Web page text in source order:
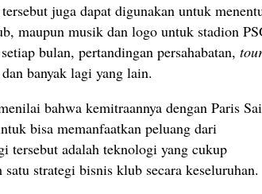
juga dapat digunakan untuk
maupun musik dan logo untuk stadion
bulan, pertandingan persahabatan,
banyak lagi yang lain.
bahwa kemitraannya dengan Paris
bisa memanfaatkan peluang dari
tersebut adalah teknologi yang cukup
strategi bisnis klub secara keseluruhan.